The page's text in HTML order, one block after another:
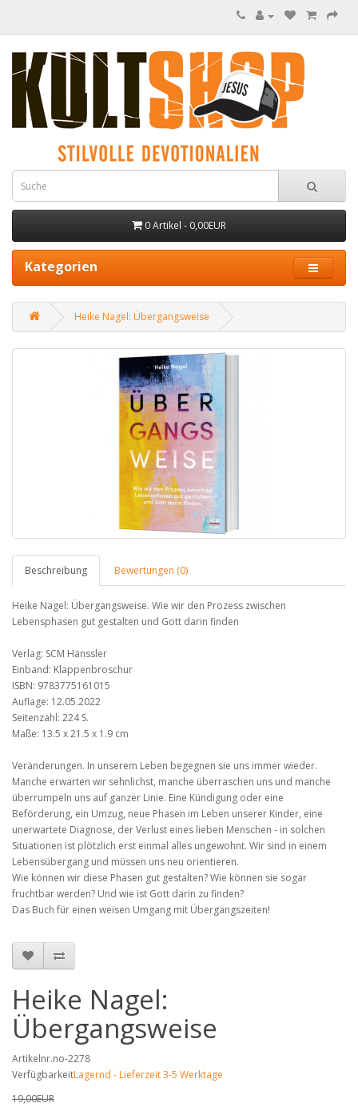
0 Artikel - 0,00EUR
Kategorien
Heike Nagel: Übergangsweise
Beschreibung Bewertungen (0)
Heike Nagel: Übergangsweise. Wie wir den Prozess zwischen
Lebensphasen gut gestalten und Gott darin finden
Verlag: SCM Hänssler
Einband: Klappenbroschur
ISBN: 9783775161015
Auflage: 12.05.2022
Seitenzahl: 224 S.
Maße: 13.5 x 21.5 x 1.9 cm
Veränderungen. In unserem Leben begegnen sie uns immer wieder.
Manche erwarten wir sehnlichst, manche überraschen uns und manche
überrumpeln uns auf ganzer Linie. Eine Kündigung oder eine
Beförderung, ein Umzug, neue Phasen im Leben unserer Kinder, eine
unerwartete Diagnose, der Verlust eines lieben Menschen - in solchen
Situationen ist plötzlich erst einmal alles ungewohnt. Wir sind in einem
Lebensübergang und müssen uns neu orientieren.
Wie können wir diese Phasen gut gestalten? Wie können sie sogar
fruchtbar werden? Und wie ist Gott darin zu finden?
Das Buch für einen weisen Umgang mit Übergangszeiten!
Heike Nagel:
Übergangsweise
Artikelnr.no-2278
VerfügbarkeitLagernd - Lieferzeit 3-5 Werktage
19,00EUR